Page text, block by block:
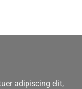
adipiscing elit,